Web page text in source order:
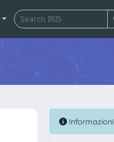
Informazioni